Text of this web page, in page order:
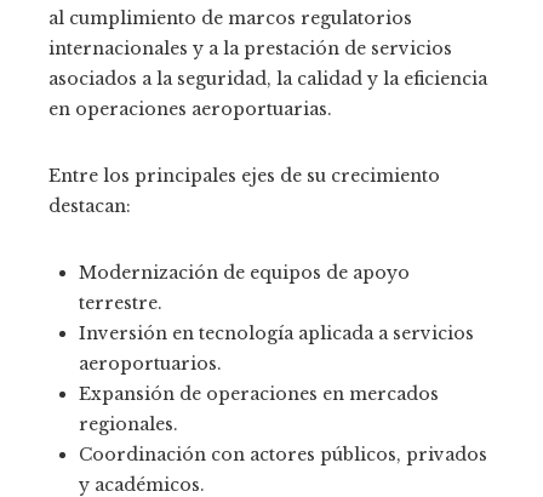
al cumplimiento de marcos regulatorios
internacionales y a la prestación de servicios
asociados a la seguridad, la calidad y la eficiencia
en operaciones aeroportuarias.
Entre los principales ejes de su crecimiento
destacan:
Modernización de equipos de apoyo
terrestre.
Inversión en tecnología aplicada a servicios
aeroportuarios.
Expansión de operaciones en mercados
regionales.
Coordinación con actores públicos, privados
y académicos.